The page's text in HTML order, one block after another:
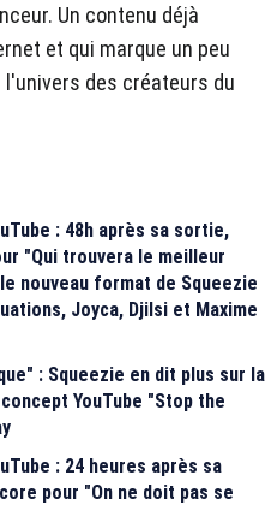
Un contenu déjà
et qui marque un peu
des créateurs du
: 48h après sa sortie,
"Qui trouvera le meilleur
nouveau format de Squeezie
Joyca, Djilsi et Maxime
: Squeezie en dit plus sur la
YouTube "Stop the
: 24 heures après sa
pour "On ne doit pas se